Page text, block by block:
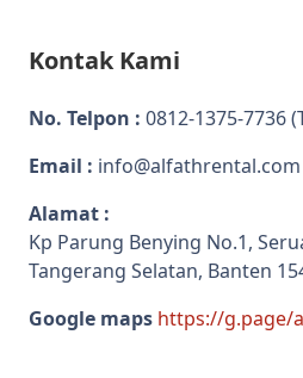
Kontak Kami
No. Telpon : 0812-1375-7736
Email : info@alfathrental.com
Alamat :
Kp Parung Benying No.1,
Tangerang Selatan, Banten
Google maps https://g.page/